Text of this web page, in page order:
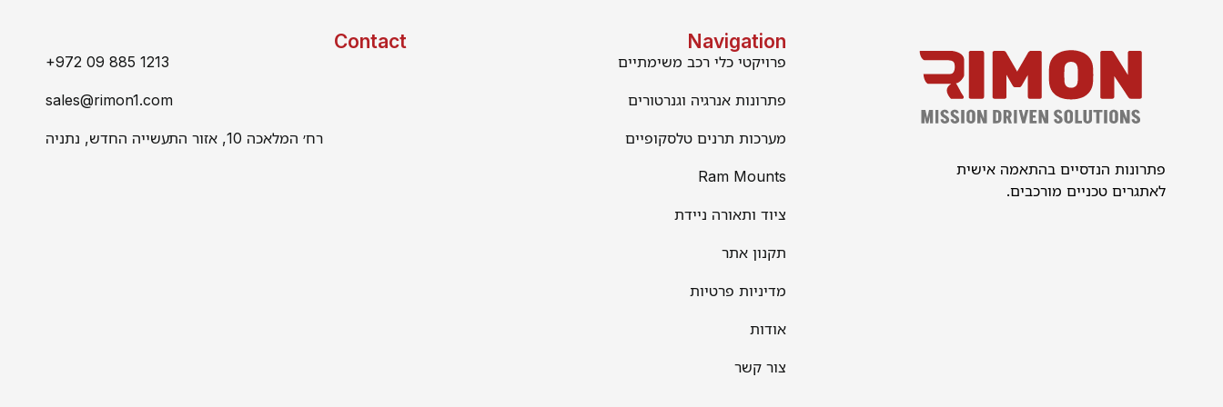
Contact
+972 09 885 1213
sales@rimon1.com
רח׳ המלאכה 10, אזור התעשייה החדש, נתניה
Navigation
פרויקטי כלי רכב משימתיים
פתרונות אנרגיה וגנרטורים
מערכות תרנים טלסקופיים
Ram Mounts
ציוד ותאורה ניידת
תקנון אתר
מדיניות פרטיות
אודות
צור קשר
פתרונות הנדסיים בהתאמה אישית
לאתגרים טכניים מורכבים.